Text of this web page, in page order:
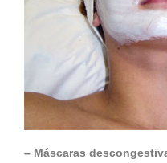
– Máscaras